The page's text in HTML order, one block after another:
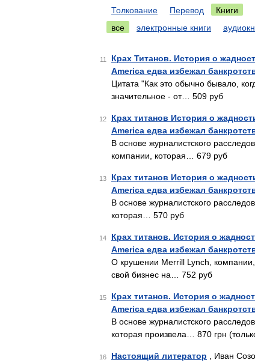
Толкование Перевод
Книги
все
электронные книги
11
Крах Титанов. История о
America едва избежал
Цитата "Как это обычно бывало,
значительное - от… 509 руб
12
Крах титанов История о
America едва избежал
В основе журналистского
компании, которая… 679 руб
13
Крах титанов История о
America едва избежал
В основе журналистского
которая… 570 руб
14
Крах титанов. История о
America едва избежал
О крушении Merrill Lynch,
свой бизнес на… 752 руб
15
Крах титанов. История о
America едва избежал
В основе журналистского
которая произвела… 870 грн
16 Настоящий литератор , Иван